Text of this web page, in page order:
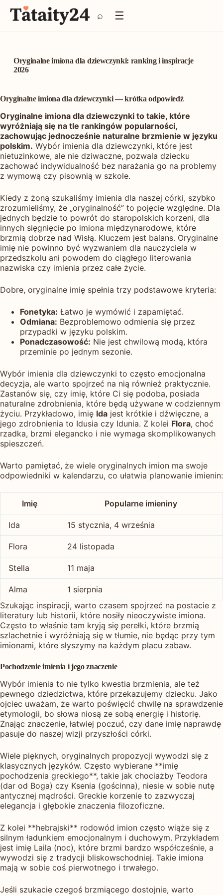
P
r
d
ź
t
e
ś
c
i
⌕ ☰
Oryginalne imiona dla dziewczynki: ranking i inspiracje
2026
Oryginalne imiona dla dziewczynki — krótka odpowiedź
Oryginalne imiona dla dziewczynki to takie, które
wyróżniają się na tle rankingów popularności,
zachowując jednocześnie naturalne brzmienie w języku
polskim. Wybór imienia dla dziewczynki, które jest
nietuzinkowe, ale nie dziwaczne, pozwala dziecku
zachować indywidualność bez narażania go na problemy
z wymową czy pisownią w szkole.
Kiedy z żoną szukaliśmy imienia dla naszej córki, szybko
zrozumieliśmy, że „oryginalność” to pojęcie względne. Dla
jednych będzie to powrót do staropolskich korzeni, dla
innych sięgnięcie po imiona międzynarodowe, które
brzmią dobrze nad Wisłą. Kluczem jest balans. Oryginalne
imię nie powinno być wyzwaniem dla nauczyciela w
przedszkolu ani powodem do ciągłego literowania
nazwiska czy imienia przez całe życie.
Dobre, oryginalne imię spełnia trzy podstawowe kryteria:
Fonetyka: Łatwo je wymówić i zapamiętać.
Odmiana: Bezproblemowo odmienia się przez
przypadki w języku polskim.
Ponadczasowość: Nie jest chwilową modą, która
przeminie po jednym sezonie.
Wybór imienia dla dziewczynki to często emocjonalna
decyzja, ale warto spojrzeć na nią również praktycznie.
Zastanów się, czy imię, które Ci się podoba, posiada
naturalne zdrobnienia, które będą używane w codziennym
życiu. Przykładowo, imię Ida jest krótkie i dźwięczne, a
jego zdrobnienia to Idusia czy Idunia. Z kolei Flora, choć
rzadka, brzmi elegancko i nie wymaga skomplikowanych
spieszczeń.
Warto pamiętać, że wiele oryginalnych imion ma swoje
odpowiedniki w kalendarzu, co ułatwia planowanie imienin:
Imię Popularne imieniny
Ida 15 stycznia, 4 września
Flora 24 listopada
Stella 11 maja
Alma
1 sierpnia
Szukając inspiracji, warto czasem spojrzeć na postacie z
literatury lub historii, które nosiły nieoczywiste imiona.
Często to właśnie tam kryją się perełki, które brzmią
szlachetnie i wyróżniają się w tłumie, nie będąc przy tym
imionami, które słyszymy na każdym placu zabaw.
Pochodzenie imienia i jego znaczenie
Wybór imienia to nie tylko kwestia brzmienia, ale też
pewnego dziedzictwa, które przekazujemy dziecku. Jako
ojciec uważam, że warto poświęcić chwilę na sprawdzenie
etymologii, bo słowa niosą ze sobą energię i historię.
Znając znaczenie, łatwiej poczuć, czy dane imię naprawdę
pasuje do naszej wizji przyszłości córki.
Wiele pięknych, oryginalnych propozycji wywodzi się z
klasycznych języków. Często wybierane **imię
pochodzenia greckiego**, takie jak chociażby Teodora
(dar od Boga) czy Ksenia (gościnna), niesie w sobie nutę
antycznej mądrości. Greckie korzenie to zazwyczaj
elegancja i głębokie znaczenia filozoficzne.
Z kolei **hebrajski** rodowód imion często wiąże się z
silnym ładunkiem emocjonalnym i duchowym. Przykładem
jest imię Laila (noc), które brzmi bardzo współcześnie, a
wywodzi się z tradycji bliskowschodniej. Takie imiona
mają w sobie coś pierwotnego i trwałego.
Jeśli szukacie czegoś brzmiącego dostojnie, warto